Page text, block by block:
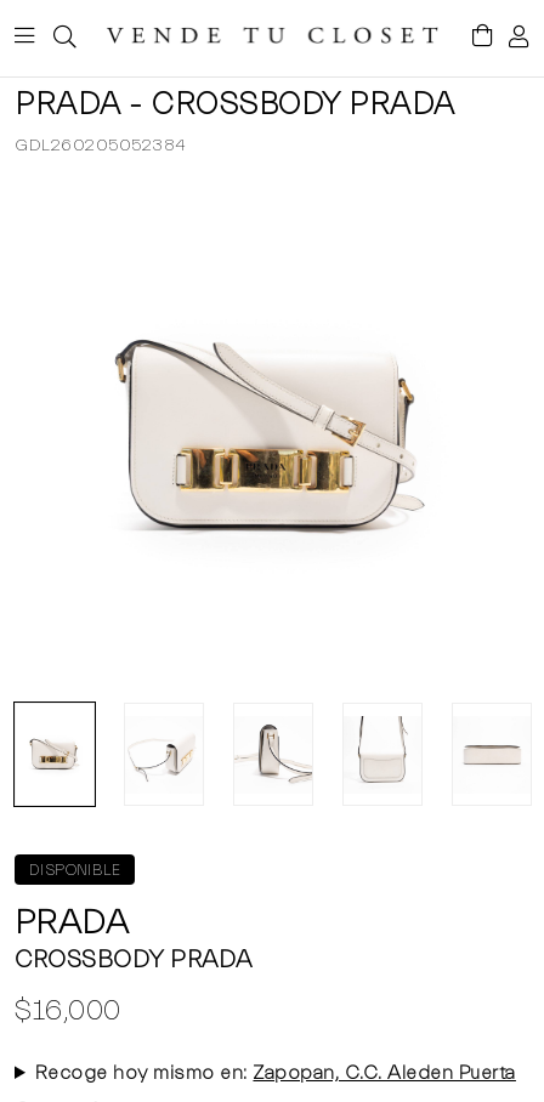
PRADA - CROSSBODY PRADA
GDL260205052384
DISPONIBLE
PRADA
CROSSBODY PRADA
$16,000
Recoge hoy mismo en: Zapopan, C.C. Aleden Puerta